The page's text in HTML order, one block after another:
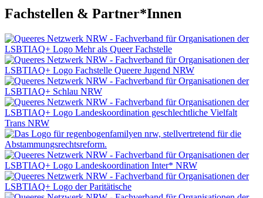
Fachstellen & Partner*Innen